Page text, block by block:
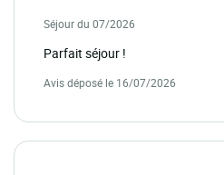
Séjour du 07/2026
Parfait séjour !
Avis déposé le 16/07/2026